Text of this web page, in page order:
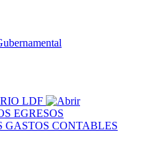
LDF
EGRESOS
GASTOS CONTABLES